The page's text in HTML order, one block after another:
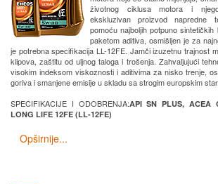
životnog ciklusa motora i
ekskluzivan proizvod napredne
pomoću najboljih potpuno
paketom aditiva, osmišljen je za
je potrebna specifikacija LL-12FE. Jamči izuzetnu trajnost
klipova, zaštitu od uljnog taloga i trošenja. Zahvaljujući
visokim indeksom viskoznosti i aditivima za nisko trenje,
goriva i smanjene emisije u skladu sa strogim europskim
SPECIFIKACIJE I ODOBRENJA:API SN PLUS, ACEA
LONG LIFE 12FE (LL-12FE)
Opširnije...